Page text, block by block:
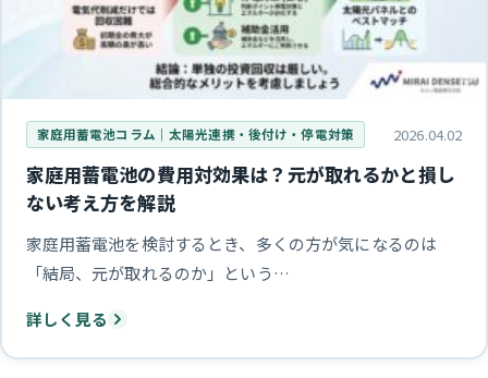
家庭用蓄電池コラム｜太陽光連携・後付け・停電対策 2026.04.02
家庭用蓄電池の費用対効果は？元が取れるかと損し
ない考え方を解説
家庭用蓄電池を検討するとき、多くの方が気になるのは
「結局、元が取れるのか」という…
詳しく見る